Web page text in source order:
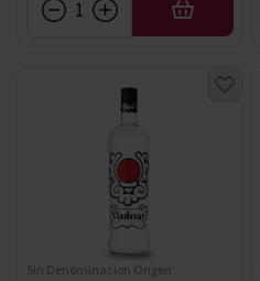
AÑADIR
Sin Denominacion Origen